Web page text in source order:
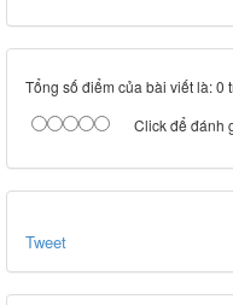
Tổng số điểm của bài viết là: 0
Click để đánh
Tweet